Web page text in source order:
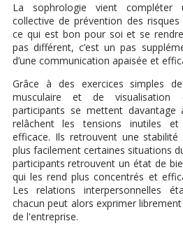
La sophrologie vient compléter
collective de prévention des
ce qui est bon pour soi et se
pas différent, c’est un pas
d’une communication apaisée et
Grâce à des exercices simples
musculaire et de visualisation
participants se mettent
relâchent les tensions inutiles
efficace. Ils retrouvent une
plus facilement certaines situations
participants retrouvent un état de
qui les rend plus concentrés et
Les relations interpersonnelles
chacun peut alors exprimer
de l'entreprise.